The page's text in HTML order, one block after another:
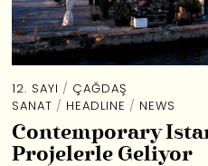
12. SAYI / ÇAĞDAŞ
SANAT / HEADLINE / NEWS
Contemporary
Projelerle Geliyor